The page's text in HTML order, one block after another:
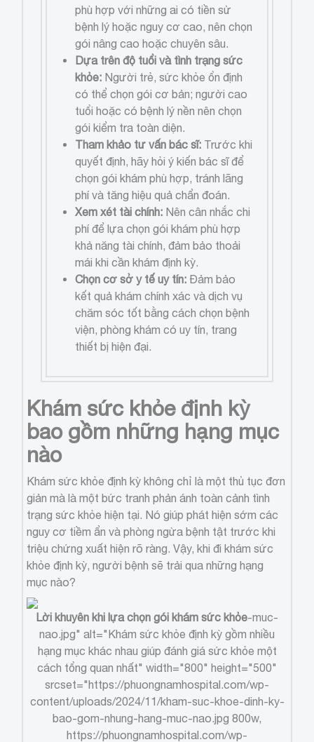
phù hợp với những ai có tiền sử
bệnh lý hoặc nguy cơ cao, nên chọn
gói nâng cao hoặc chuyên sâu.
Dựa trên độ tuổi và tình trạng sức
khỏe: Người trẻ, sức khỏe ổn định
có thể chọn gói cơ bản; người cao
tuổi hoặc có bệnh lý nền nên chọn
gói kiểm tra toàn diện.
Tham khảo tư vấn bác sĩ: Trước khi
quyết định, hãy hỏi ý kiến bác sĩ để
chọn gói khám phù hợp, tránh lãng
phí và tăng hiệu quả chẩn đoán.
Xem xét tài chính: Nên cân nhắc chi
phí để lựa chọn gói khám phù hợp
khả năng tài chính, đảm bảo thoải
mái khi cần khám định kỳ.
Chọn cơ sở y tế uy tín: Đảm bảo
kết quả khám chính xác và dịch vụ
chăm sóc tốt bằng cách chọn bệnh
viện, phòng khám có uy tín, trang
thiết bị hiện đại.
Khám sức khỏe định kỳ
bao gồm những hạng mục
nào
Khám sức khỏe định kỳ không chỉ là một thủ tục đơn
giản mà là một bức tranh phản ánh toàn cảnh tình
trạng sức khỏe hiện tại. Nó giúp phát hiện sớm các
nguy cơ tiềm ẩn và phòng ngừa bệnh tật trước khi
triệu chứng xuất hiện rõ ràng. Vậy, khi đi khám sức
khỏe định kỳ, người bệnh sẽ trải qua những hạng
mục nào?
Lời khuyên khi lựa chọn gói khám sức khỏe-muc-
nao.jpg" alt="Khám sức khỏe định kỳ gồm nhiều
hạng mục khác nhau giúp đánh giá sức khỏe một
cách tổng quan nhất" width="800" height="500"
srcset="https://phuongnamhospital.com/wp-
content/uploads/2024/11/kham-suc-khoe-dinh-ky-
bao-gom-nhung-hang-muc-nao.jpg 800w,
https://phuongnamhospital.com/wp-